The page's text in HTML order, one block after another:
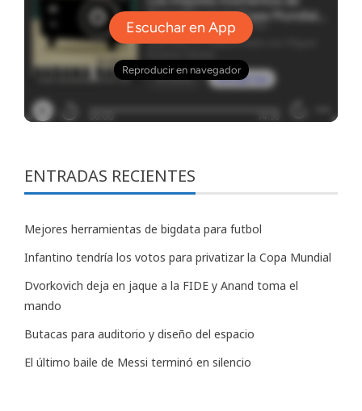
ENTRADAS RECIENTES
Mejores herramientas de bigdata para futbol
Infantino tendría los votos para privatizar la Copa Mundial
Dvorkovich deja en jaque a la FIDE y Anand toma el
mando
Butacas para auditorio y diseño del espacio
El último baile de Messi terminó en silencio